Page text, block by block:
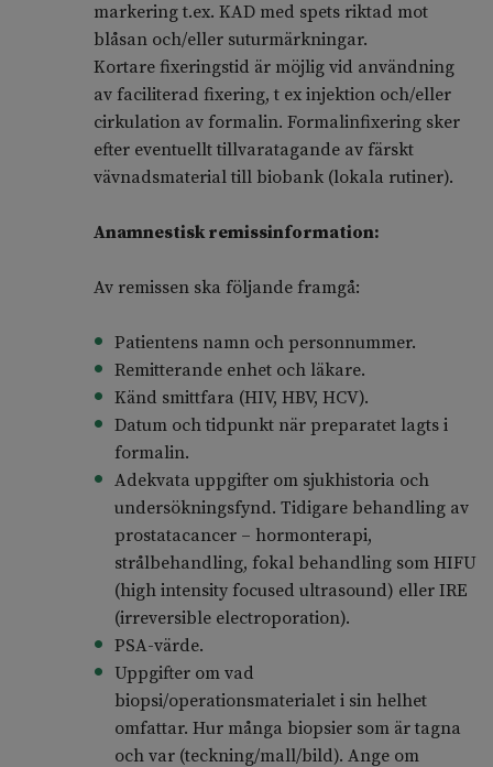
markering t.ex. KAD med spets riktad mot
blåsan och/eller suturmärkningar.
Kortare fixeringstid är möjlig vid användning
av faciliterad fixering, t ex injektion och/eller
cirkulation av formalin. Formalinfixering sker
efter eventuellt tillvaratagande av färskt
vävnadsmaterial till biobank (lokala rutiner).
Anamnestisk remissinformation:
Av remissen ska följande framgå:
Patientens namn och personnummer.
Remitterande enhet och läkare.
Känd smittfara (HIV, HBV, HCV).
Datum och tidpunkt när preparatet lagts i
formalin.
Adekvata uppgifter om sjukhistoria och
undersökningsfynd. Tidigare behandling av
prostatacancer – hormonterapi,
strålbehandling, fokal behandling som HIFU
(high intensity focused ultrasound) eller IRE
(irreversible electroporation).
PSA-värde.
Uppgifter om vad
biopsi/operationsmaterialet i sin helhet
omfattar. Hur många biopsier som är tagna
och var (teckning/mall/bild). Ange om